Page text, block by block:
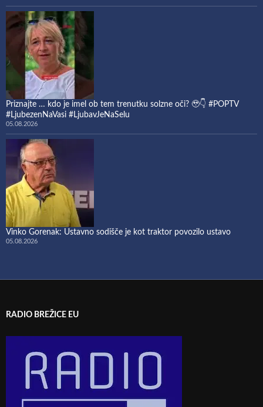
Priznajte … kdo je imel ob tem trenutku solzne oči? 🥹👇 #POPTV
#LjubezenNaVasi #LjubavJeNaSelu
05.08.2026
Vinko Gorenak: Ustavno sodišče je kot traktor povozilo ustavo
05.08.2026
RADIO BREŽICE EU